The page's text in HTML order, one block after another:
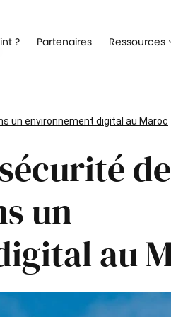
? Partenaires Ressources
un environnement digital au Maroc
un
au
la gestion de votre processus de
Formation
meilleur suivi des parcours de
collaborateur
pouls du moral de vos